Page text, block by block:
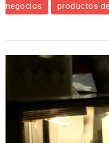
negocios productos
mejor
solución